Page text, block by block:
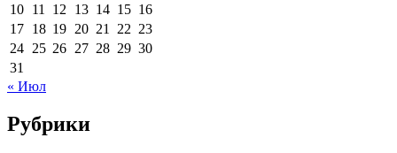
10 11 12 13 14 15 16
17 18 19 20 21 22 23
24 25 26 27 28 29 30
31
« Июл
Рубрики